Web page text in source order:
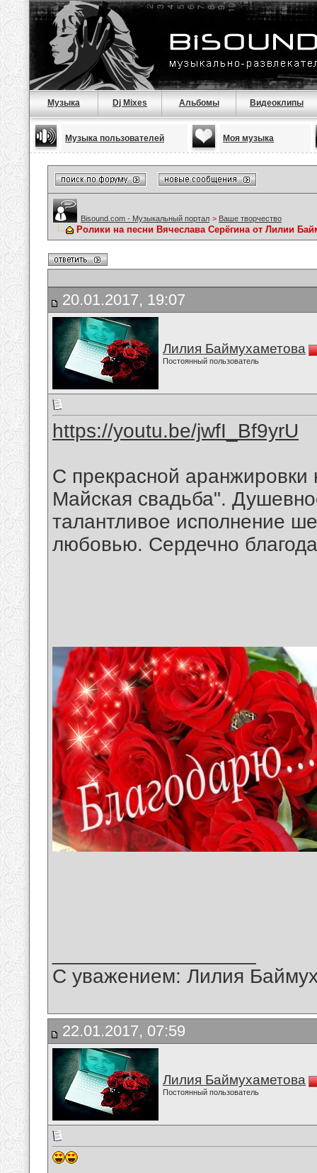
Музыка Dj Mixes Альбомы Видеоклипы
Музыка пользователей Моя музыка
Bisound.com - Музыкальный портал > Ваше творчество
Ролики на песни Вячеслава Серёгина от Лилии
20.01.2017, 19:07
Лилия Баймухаметова
Постоянный пользователь
https://youtu.be/jwfI_Bf9yrU
С прекрасной аранжировки
Майская свадьба".
талантливое исполнение
любовью. Сердечно
С уважением: Лилия
22.01.2017, 07:59
Лилия Баймухаметова
Постоянный пользователь